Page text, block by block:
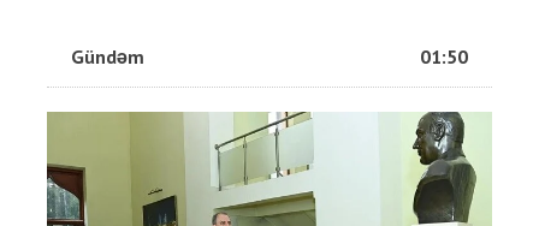
Gündəm 01:50